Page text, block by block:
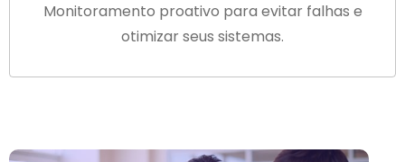
Monitoramento proativo para evitar falhas e
otimizar seus sistemas.